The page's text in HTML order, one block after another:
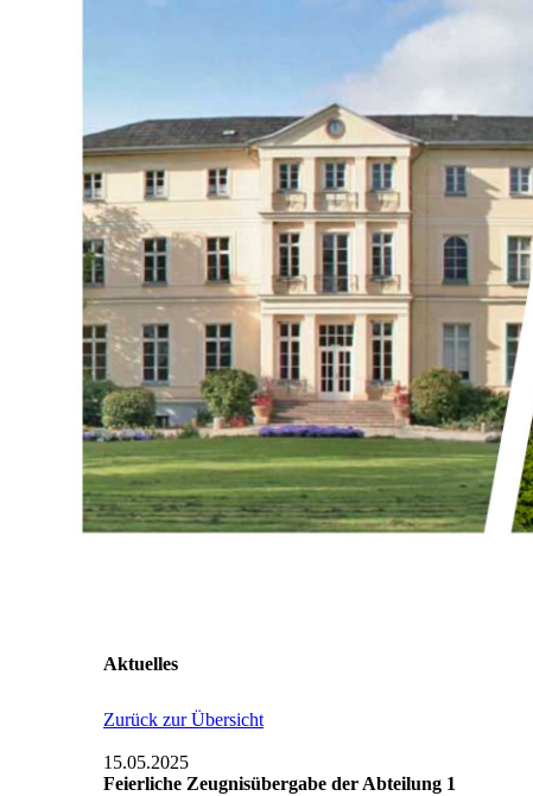
Aktuelles
Zurück zur Übersicht
15.05.2025
Feierliche Zeugnisübergabe der Abteilung 1